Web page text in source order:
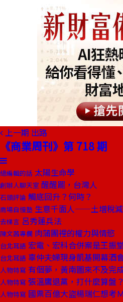
上一期 出路
《商業周刊》第 718 期
總編輯的話 太陽生命學
創辦人聊天室 醒醒罷，台灣人
石頭評論 觸底回升？何時？
商場自慢塾 生意千面人——土增稅
去梯言 呂秀蓮兵法
陳文茜專欄 肉蒲團裡的權力與情慾
台北耳語 宏電、宏科合併案是王振
台北耳語 辜仲夫婦現身凱基開幕酒
人物特寫 有個夢，黃南圖來不及
人物特寫 張溫鷹退黨，打什麼算盤？
人物特寫 國票百億大盜楊瑞仁想考